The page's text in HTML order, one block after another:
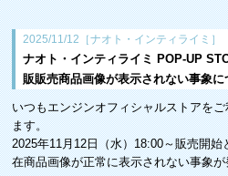
2025/11/12［ナオト・インティライミ］
ナオト・インティライミ POP-UP
販販売商品画像が表示されない事象に
いつもエンジンオフィシャルストアを
ます。
2025年11月12日（水）18:00～販売開
在商品画像が正常に表示されない事象